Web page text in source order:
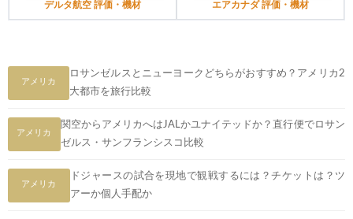
デルタ航空 評価・機材 エアカナダ 評価・機材
アメリカ
ロサンゼルスとニューヨークどちらがおすすめ？アメリカ2
大都市を旅行比較
アメリカ
関空からアメリカへはJALかユナイテッドか？直行便でロサン
ゼルス・サンフランシスコ比較
アメリカ
ドジャースの試合を現地で観戦するには？チケットは？ツ
アーか個人手配か